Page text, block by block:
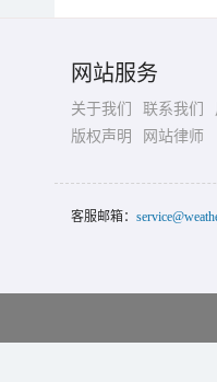
网站服务
关于我们 联系我们
版权声明
网站律师
客服邮箱：